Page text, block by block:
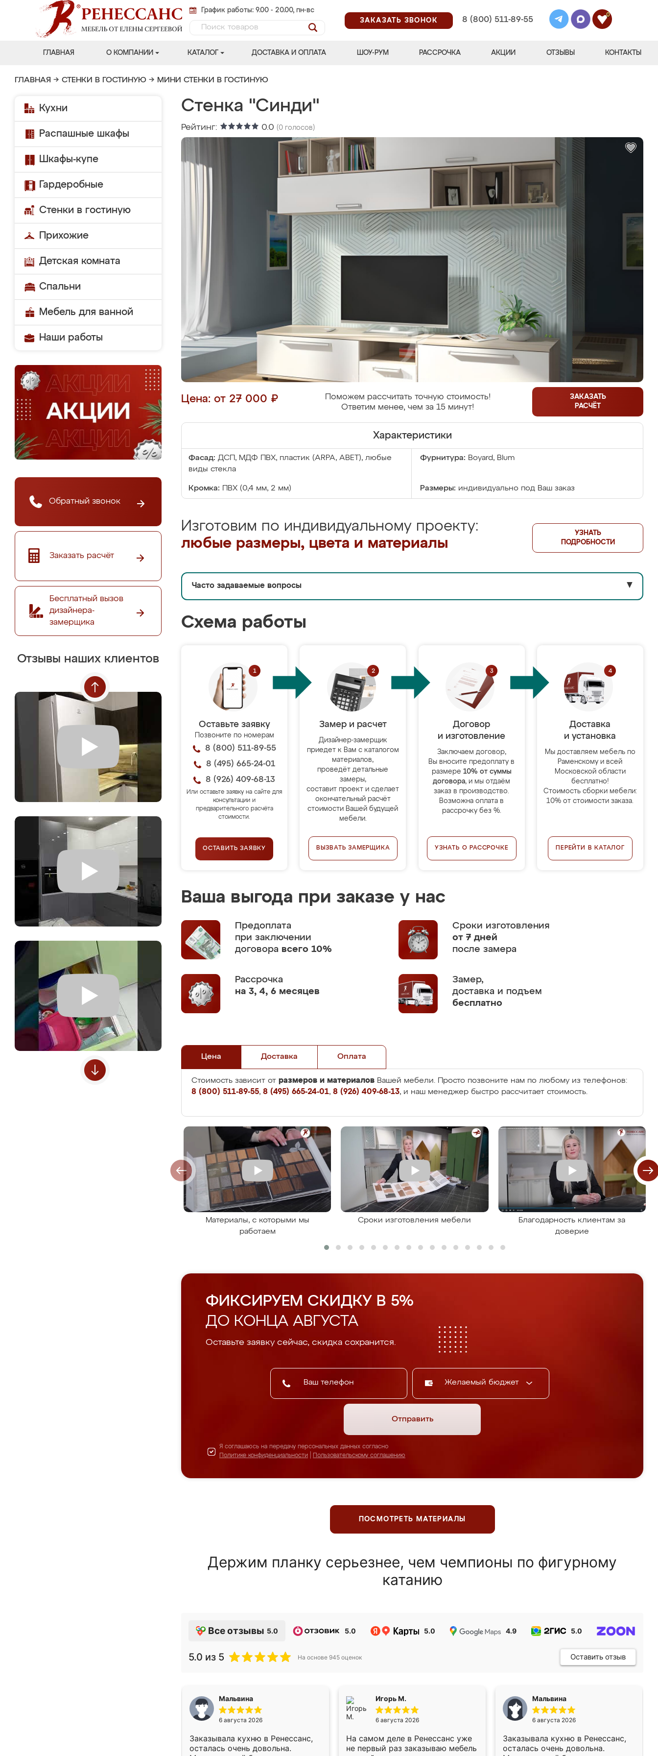
График работы: 9.00 - 20.00, пн-вс
ЗАКАЗАТЬ ЗВОНОК
8 (800) 511-89-55
0
ГЛАВНАЯ О КОМПАНИИ КАТАЛОГ ДОСТАВКА И ОПЛАТА ШОУ-РУМ РАССРОЧКА АКЦИИ ОТЗЫВЫ КОНТАКТЫ
ГЛАВНАЯ → СТЕНКИ В ГОСТИНУЮ → МИНИ СТЕНКИ В ГОСТИНУЮ
Кухни
Распашные шкафы
Шкафы-купе
Гардеробные
Стенки в гостиную
Прихожие
Детская комната
Спальни
Мебель для ванной
Наши работы
Обратный звонок
Заказать расчёт
Бесплатный вызов
дизайнера-
замерщика
Отзывы наших клиентов
Стенка "Синди"
Рейтинг: 0.0 (0 голосов)
Цена: от 27 000 ₽
Поможем рассчитать точную стоимость!
Ответим менее, чем за 15 минут!
ЗАКАЗАТЬ
РАСЧЁТ
Характеристики
Фасад: ДСП, МДФ ПВХ, пластик (ARPA, ABET), любые
виды стекла
Фурнитура: Boyard, Blum
Кромка: ПВХ (0,4 мм, 2 мм) Размеры: индивидуально под Ваш заказ
Изготовим по индивидуальному проекту:
любые размеры, цвета и материалы
УЗНАТЬ
ПОДРОБНОСТИ
Часто задаваемые вопросы ▼
Схема работы
Оставьте заявку
Позвоните по номерам
8 (800) 511-89-55
8 (495) 665-24-01
8 (926) 409-68-13
Или оставьте заявку на сайте для
консультации и
предварительного расчёта
стоимости.
ОСТАВИТЬ ЗАЯВКУ
Замер и расчет
Дизайнер-замерщик
приедет к Вам с каталогом
материалов,
проведёт детальные
замеры,
составит проект и сделает
окончательный расчёт
стоимости Вашей будущей
мебели.
ВЫЗВАТЬ ЗАМЕРЩИКА
Договор
и изготовление
Заключаем договор,
Вы вносите предоплату в
размере 10% от суммы
договора, и мы отдаём
заказ в производство.
Возможна оплата в
рассрочку без %.
УЗНАТЬ О РАССРОЧКЕ
Доставка
и установка
Мы доставляем мебель по
Раменскому и всей
Московской области
бесплатно!
Стоимость сборки мебели:
10% от стоимости заказа.
ПЕРЕЙТИ В КАТАЛОГ
Ваша выгода при заказе у нас
Предоплата
при заключении
договора всего 10%
Сроки изготовления
от 7 дней
после замера
Рассрочка
на 3, 4, 6 месяцев
Замер,
доставка и подъем
бесплатно
Цена Доставка Оплата
Стоимость зависит от размеров и материалов Вашей мебели. Просто позвоните нам по любому из телефонов:
8 (800) 511-89-55, 8 (495) 665-24-01, 8 (926) 409-68-13, и наш менеджер быстро рассчитает стоимость.
Материалы, с которыми мы
работаем
Сроки изготовления мебели
Благодарность клиентам за
доверие
ФИКСИРУЕМ СКИДКУ В 5%
ДО КОНЦА АВГУСТА
Оставьте заявку сейчас, скидка сохранится.
Желаемый бюджет
Отправить
Я соглашаюсь на передачу персональных данных согласно
Политике конфиденциальности
Пользовательскому соглашению
ПОСМОТРЕТЬ МАТЕРИАЛЫ
Держим планку серьезнее, чем чемпионы по фигурному
катанию
Все отзывы 5.0 5.0 5.0 4.9 5.0
5.0 из 5 На основе 945 оценок Оставить отзыв
Мальвина
6 августа 2026
Заказывала кухню в Ренессанс,
осталась очень довольна.
Игорь М.
6 августа 2026
На самом деле в Ренессанс уже
не первый раз заказываю мебель
Мальвина
6 августа 2026
Заказывала кухню в Ренессанс,
осталась очень довольна.